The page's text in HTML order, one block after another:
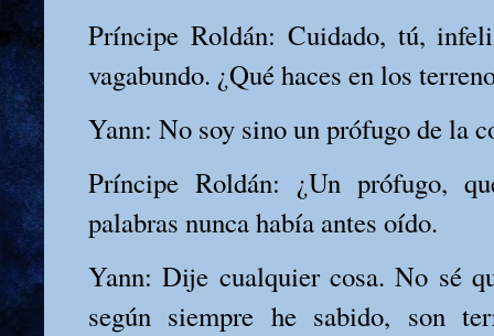
Príncipe Roldán: Cuidado, tú,
vagabundo. ¿Qué haces en los
Yann: No soy sino un prófugo de la
Príncipe Roldán: ¿Un prófugo,
palabras nunca había antes oído.
Yann: Dije cualquier cosa. No sé
según siempre he sabido, son